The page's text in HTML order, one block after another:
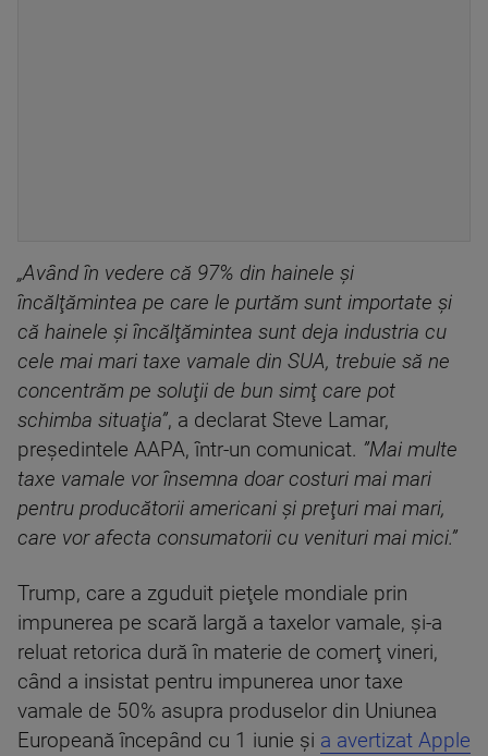
„Având în vedere că 97% din hainele şi
încălţămintea pe care le purtăm sunt importate şi
că hainele şi încălţămintea sunt deja industria cu
cele mai mari taxe vamale din SUA, trebuie să ne
concentrăm pe soluţii de bun simţ care pot
schimba situaţia”, a declarat Steve Lamar,
preşedintele AAPA, într-un comunicat. ”Mai multe
taxe vamale vor însemna doar costuri mai mari
pentru producătorii americani şi preţuri mai mari,
care vor afecta consumatorii cu venituri mai mici.”
Trump, care a zguduit pieţele mondiale prin
impunerea pe scară largă a taxelor vamale, şi-a
reluat retorica dură în materie de comerţ vineri,
când a insistat pentru impunerea unor taxe
vamale de 50% asupra produselor din Uniunea
Europeană începând cu 1 iunie şi a avertizat Apple